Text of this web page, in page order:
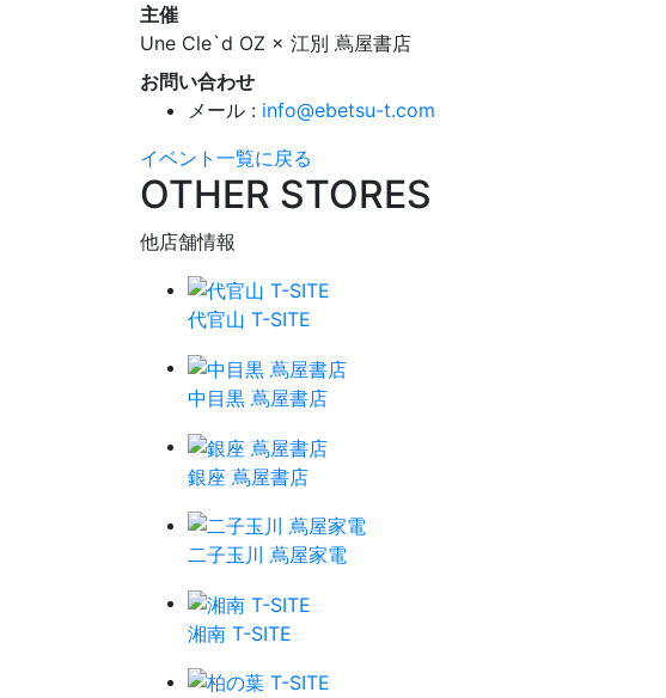
主催
Une Cle`d OZ × 江別 蔦屋書店
お問い合わせ
メール : info@ebetsu-t.com
イベント一覧に戻る
OTHER STORES
他店舗情報
代官山 T-SITE
中目黒 蔦屋書店
銀座 蔦屋書店
二子玉川 蔦屋家電
湘南 T-SITE